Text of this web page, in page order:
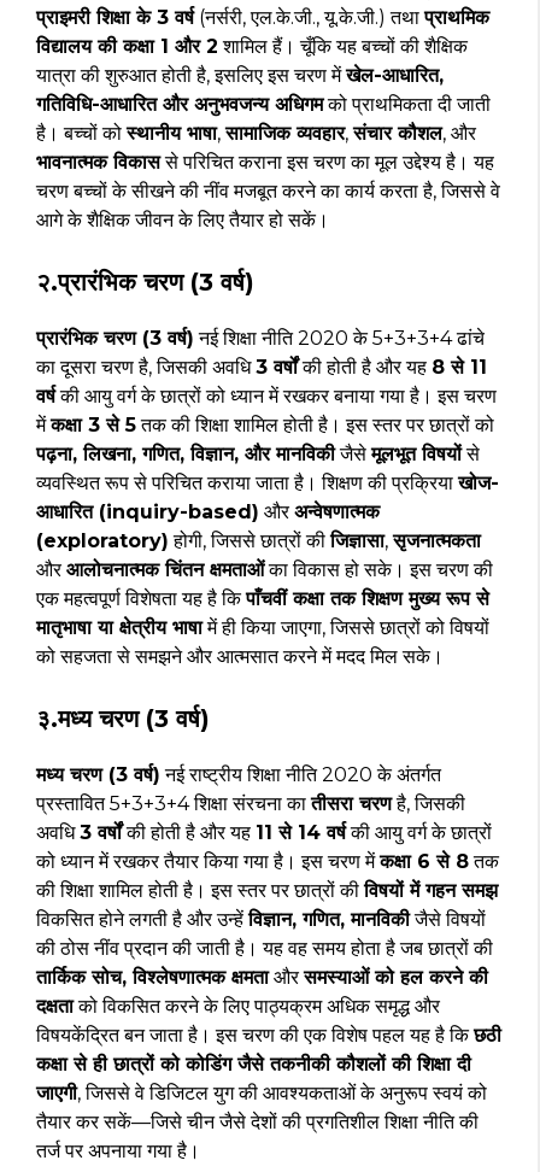
प्राइमरी शिक्षा के 3 वर्ष(नर्सरी, एल.के.जी., यू.के.जी.) तथाप्राथमिक
विद्यालय की कक्षा 1 और 2 शामिल हैं। चूँकि यह बच्चों की शैक्षिक
यात्रा की शुरुआत होती है, इसलिए इस चरण मेंखेल-आधारित,
गतिविधि-आधारित और अनुभवजन्य अधिगमको प्राथमिकता दी जाती
है। बच्चों कोस्थानीय भाषा,सामाजिक व्यवहार,संचार कौशल, और
भावनात्मक विकाससे परिचित कराना इस चरण का मूल उद्देश्य है। यह
चरण बच्चों के सीखने की नींव मजबूत करने का कार्य करता है, जिससे वे
आगे के शैक्षिक जीवन के लिए तैयार हो सकें।
२.प्रारंभिक चरण (3 वर्ष)
प्रारंभिक चरण (3 वर्ष) नई शिक्षा नीति 2020 के 5+3+3+4 ढांचे
का दूसरा चरण है, जिसकी अवधि3 वर्षोंकी होती है और यह 8 से 11
वर्षकी आयु वर्ग के छात्रों को ध्यान में रखकर बनाया गया है। इस चरण
मेंकक्षा 3 से 5तक की शिक्षा शामिल होती है। इस स्तर पर छात्रों को
पढ़ना, लिखना, गणित, विज्ञान, और मानविकीजैसेमूलभूत विषयोंसे
व्यवस्थित रूप से परिचित कराया जाता है। शिक्षण की प्रक्रियाखोज-
आधारित (inquiry-based) औरअन्वेषणात्मक
(exploratory) होगी, जिससे छात्रों कीजिज्ञासा,सृजनात्मकता
औरआलोचनात्मक चिंतन क्षमताओंका विकास हो सके। इस चरण की
एक महत्वपूर्ण विशेषता यह है किपाँचवीं कक्षा तक शिक्षण मुख्य रूप से
मातृभाषा या क्षेत्रीय भाषामें ही किया जाएगा, जिससे छात्रों को विषयों
को सहजता से समझने और आत्मसात करने में मदद मिल सके।
३.मध्य चरण (3 वर्ष)
मध्य चरण (3 वर्ष) नई राष्ट्रीय शिक्षा नीति 2020 के अंतर्गत
प्रस्तावित 5+3+3+4 शिक्षा संरचना कातीसरा चरणहै, जिसकी
अवधि3 वर्षोंकी होती है और यह 11 से 14 वर्षकी आयु वर्ग के छात्रों
को ध्यान में रखकर तैयार किया गया है। इस चरण मेंकक्षा 6 से 8तक
की शिक्षा शामिल होती है। इस स्तर पर छात्रों कीविषयों में गहन समझ
विकसित होने लगती है और उन्हेंविज्ञान, गणित, मानविकीजैसे विषयों
की ठोस नींव प्रदान की जाती है। यह वह समय होता है जब छात्रों की
तार्किक सोच, विश्लेषणात्मक क्षमताऔरसमस्याओं को हल करने की
दक्षताको विकसित करने के लिए पाठ्यक्रम अधिक समृद्ध और
विषयकेंद्रित बन जाता है। इस चरण की एक विशेष पहल यह है किछठी
कक्षा से ही छात्रों को कोडिंग जैसे तकनीकी कौशलों की शिक्षा दी
जाएगी, जिससे वे डिजिटल युग की आवश्यकताओं के अनुरूप स्वयं को
तैयार कर सकें—जिसे चीन जैसे देशों की प्रगतिशील शिक्षा नीति की
तर्ज पर अपनाया गया है।